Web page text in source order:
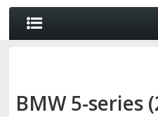
BMW 5-series